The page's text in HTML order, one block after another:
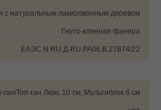
с натуральным лакированным деревом
Гнуто-клееная фанера
ЕАЭС N RU Д-RU.РА06.В.27674/22
ган/Топ-ган Люкс 10 см, Мультиблок 6 см